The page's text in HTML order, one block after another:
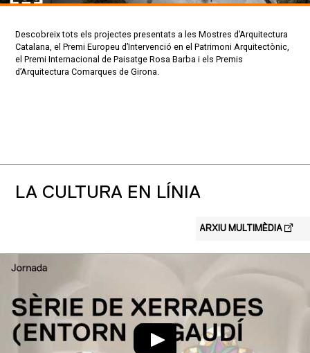
Descobreix tots els projectes presentats a les Mostres d’Arquitectura
Catalana, el Premi Europeu d’Intervenció en el Patrimoni Arquitectònic,
el Premi Internacional de Paisatge Rosa Barba i els Premis
d’Arquitectura Comarques de Girona.
LA CULTURA EN LÍNIA
ARXIU MULTIMÈDIA